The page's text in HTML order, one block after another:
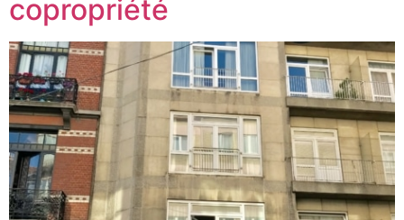
copropriété